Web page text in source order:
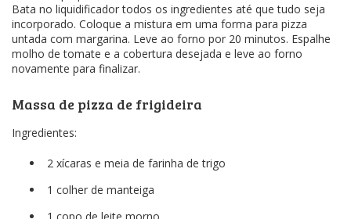
Bata no liquidificador todos os ingredientes até que tudo seja
incorporado. Coloque a mistura em uma forma para pizza
untada com margarina. Leve ao forno por 20 minutos. Espalhe
molho de tomate e a cobertura desejada e leve ao forno
novamente para finalizar.
Massa de pizza de frigideira
Ingredientes:
2 xícaras e meia de farinha de trigo
1 colher de manteiga